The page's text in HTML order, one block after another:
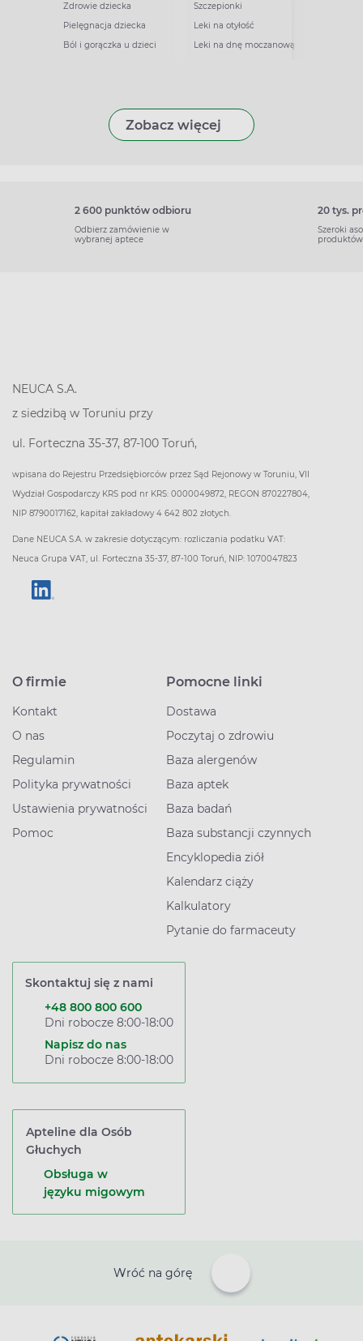
Zdrowie dziecka
Pielęgnacja dziecka
Ból i gorączka u dzieci
Szczepionki
Leki na otyłość
Leki na dnę moczanową
Zobacz więcej
2 600 punktów odbioru
Odbierz zamówienie w
wybranej aptece
20 tys.
Szeroki
produktów
NEUCA S.A.
z siedzibą w Toruniu przy
ul. Forteczna 35-37, 87-100 Toruń,
wpisana do Rejestru Przedsiębiorców przez Sąd Rejonowy w Toruniu, VII
Wydział Gospodarczy KRS pod nr KRS: 0000049872, REGON 870227804,
NIP 8790017162, kapitał zakładowy 4 642 802 złotych.
Dane NEUCA S.A. w zakresie dotyczącym: rozliczania podatku VAT:
Neuca Grupa VAT, ul. Forteczna 35-37, 87-100 Toruń, NIP: 1070047823
O firmie
Kontakt
O nas
Regulamin
Polityka prywatności
Ustawienia prywatności
Pomoc
Pomocne linki
Dostawa
Poczytaj o zdrowiu
Baza alergenów
Baza aptek
Baza badań
Baza substancji czynnych
Encyklopedia ziół
Kalendarz ciąży
Kalkulatory
Pytanie do farmaceuty
Skontaktuj się z nami
+48 800 800 600
Dni robocze 8:00-18:00
Napisz do nas
Dni robocze 8:00-18:00
Apteline dla Osób
Głuchych
Obsługa w
języku migowym
Wróć na górę